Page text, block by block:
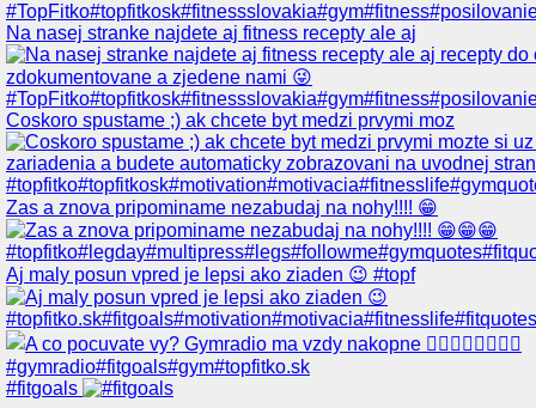
Na nasej stranke najdete aj fitness recepty ale aj
Coskoro spustame ;) ak chcete byt medzi prvymi moz
Zas a znova pripominame nezabudaj na nohy!!!! 😁
Aj maly posun vpred je lepsi ako ziaden 😉 #topf
#fitgoals